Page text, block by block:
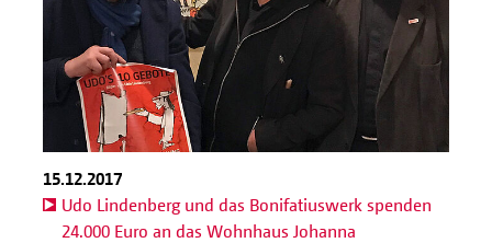
15.12.2017
Udo Lindenberg und das Bonifatiuswerk spenden
24.000 Euro an das Wohnhaus Johanna